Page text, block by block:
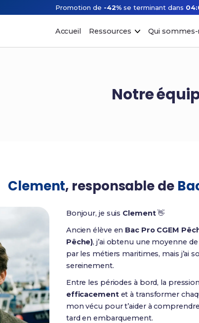
Promotion de -42%se terminant dans
Accueil Ressources Qui
Notre
Clement, responsable de
Bonjour, je suis Clement👋
Ancien élève en Bac Pro CGEM
Pêche), j’ai obtenu une moyenne de
par les métiers maritimes, mais j’ai
sereinement.
Entre les périodes à bord, la
efficacementet à transformer
mon vécu pour t’aider à
tard en embarquement.